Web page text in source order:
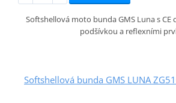
Softshellová moto bunda GMS Luna s CE
podšívkou a reflexními
Softshellová bunda GMS LUNA